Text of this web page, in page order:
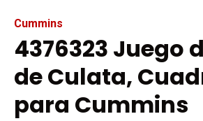
Cummins
4376323 Juego
de Culata,
para Cummins